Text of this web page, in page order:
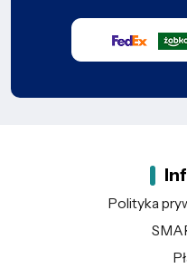
Polityka